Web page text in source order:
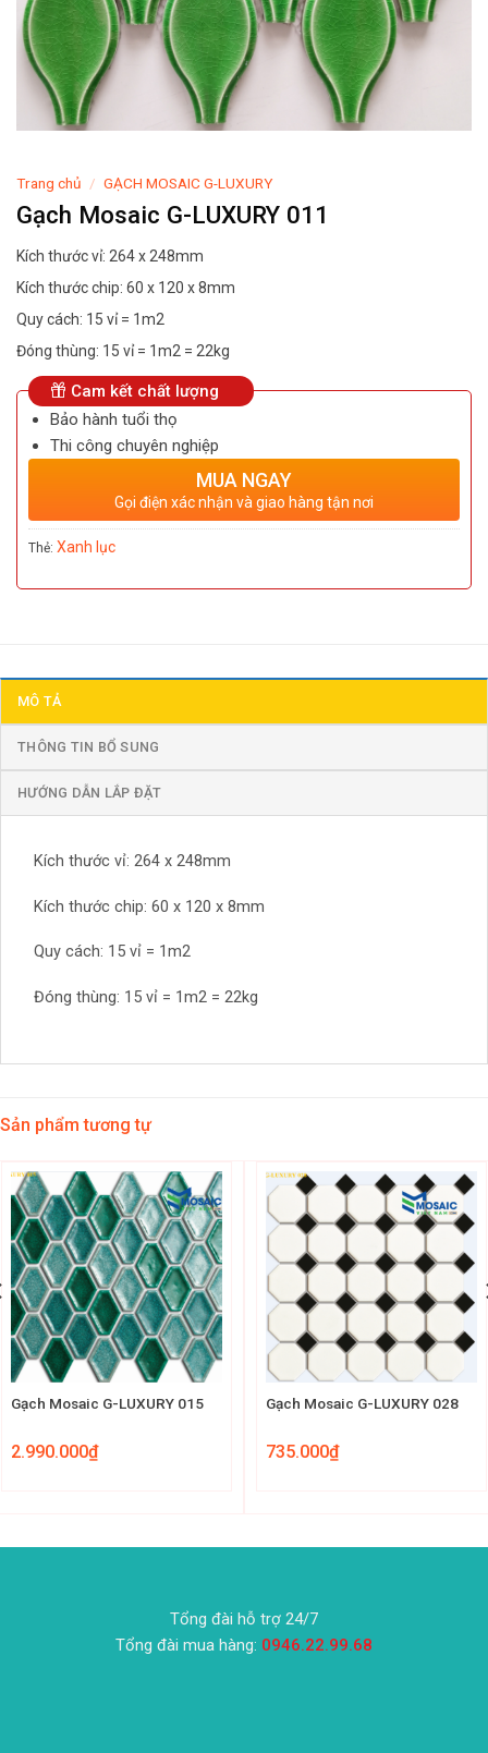
Trang chủ / GẠCH MOSAIC G-LUXURY
Gạch Mosaic G-LUXURY 011
Kích thước vỉ: 264 x 248mm
Kích thước chip: 60 x 120 x 8mm
Quy cách: 15 vỉ = 1m2
Đóng thùng: 15 vỉ = 1m2 = 22kg
Cam kết chất lượng
Bảo hành tuổi thọ
Thi công chuyên nghiệp
MUA NGAY
Gọi điện xác nhận và giao hàng tận nơi
Thẻ: Xanh lục
MÔ TẢ
THÔNG TIN BỔ SUNG
HƯỚNG DẪN LẮP ĐẶT
Kích thước vỉ: 264 x 248mm
Kích thước chip: 60 x 120 x 8mm
Quy cách: 15 vỉ = 1m2
Đóng thùng: 15 vỉ = 1m2 = 22kg
Sản phẩm tương tự
Gạch Mosaic G-LUXURY 015
2.990.000₫
Gạch Mosaic G-LUXURY 028
735.000₫
Tổng đài hỗ trợ 24/7
Tổng đài mua hàng: 0946.22.99.68